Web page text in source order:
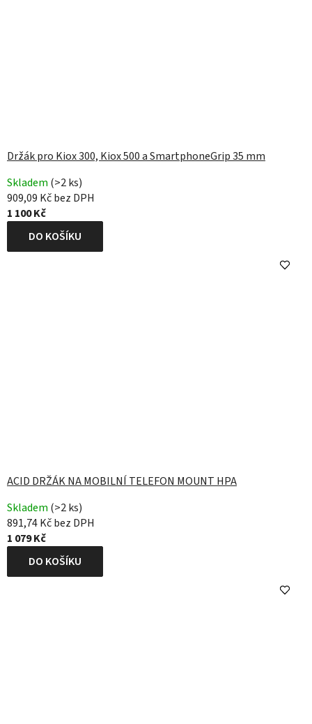
Držák pro Kiox 300, Kiox 500 a SmartphoneGrip 35 mm
Skladem (>2 ks)
909,09 Kč bez DPH
1 100 Kč
DO KOŠÍKU
ACID DRŽÁK NA MOBILNÍ TELEFON MOUNT HPA
Skladem (>2 ks)
891,74 Kč bez DPH
1 079 Kč
DO KOŠÍKU